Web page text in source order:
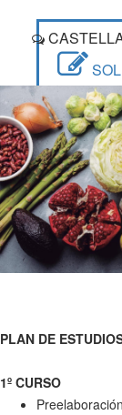
PLAN DE
1º CURSO